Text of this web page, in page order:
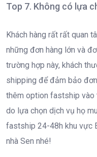
Top 7. Không có lựa
Khách hàng rất rất quan
những đơn hàng lớn và
trường hợp này, khách
shipping để đảm bảo
thêm option fastship vào
do lựa chọn dịch vụ họ
fastship 24-48h khu vực
nhà Sen nhé!